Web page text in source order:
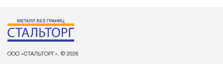
ООО «СТАЛЬТОРГ», © 2026